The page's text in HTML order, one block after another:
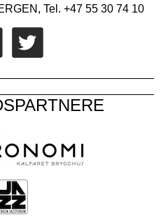
Tel. +47 55 30 74 10